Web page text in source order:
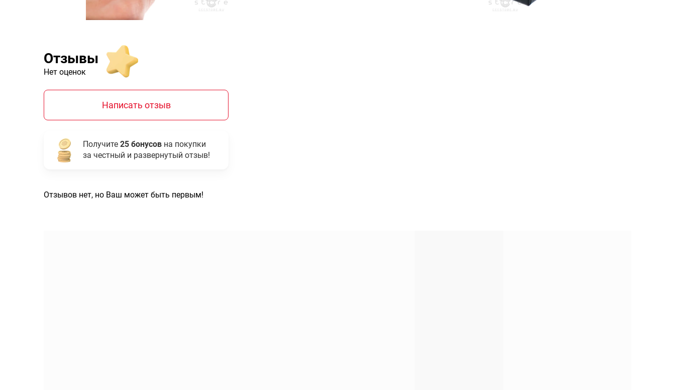
Отзывы
Нет оценок
Написать отзыв
Получите 25 бонусов на покупки
за честный и развернутый отзыв!
Отзывов нет, но Ваш может быть первым!